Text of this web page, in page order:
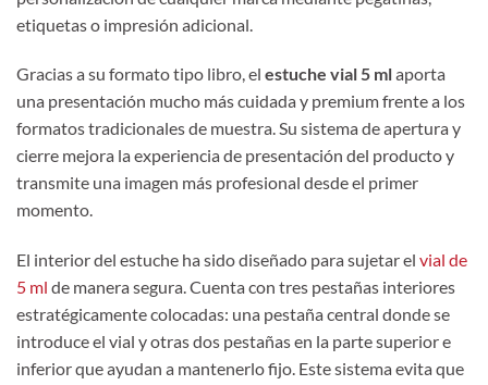
etiquetas o impresión adicional.
Gracias a su formato tipo libro, el estuche vial 5 mlaporta
una presentación mucho más cuidada y premium frente a los
formatos tradicionales de muestra. Su sistema de apertura y
cierre mejora la experiencia de presentación del producto y
transmite una imagen más profesional desde el primer
momento.
El interior del estuche ha sido diseñado para sujetar el vial de
5 ml de manera segura. Cuenta con tres pestañas interiores
estratégicamente colocadas: una pestaña central donde se
introduce el vial y otras dos pestañas en la parte superior e
inferior que ayudan a mantenerlo fijo. Este sistema evita que